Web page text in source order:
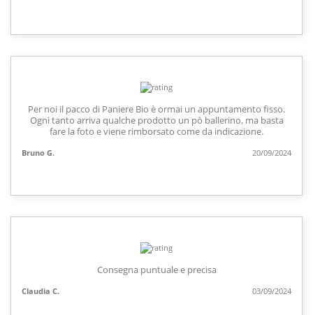
Per noi il pacco di Paniere Bio è ormai un appuntamento fisso.
Ogni tanto arriva qualche prodotto un pò ballerino, ma basta
fare la foto e viene rimborsato come da indicazione.
Bruno G. 20/09/2024
Consegna puntuale e precisa
Claudia C. 03/09/2024